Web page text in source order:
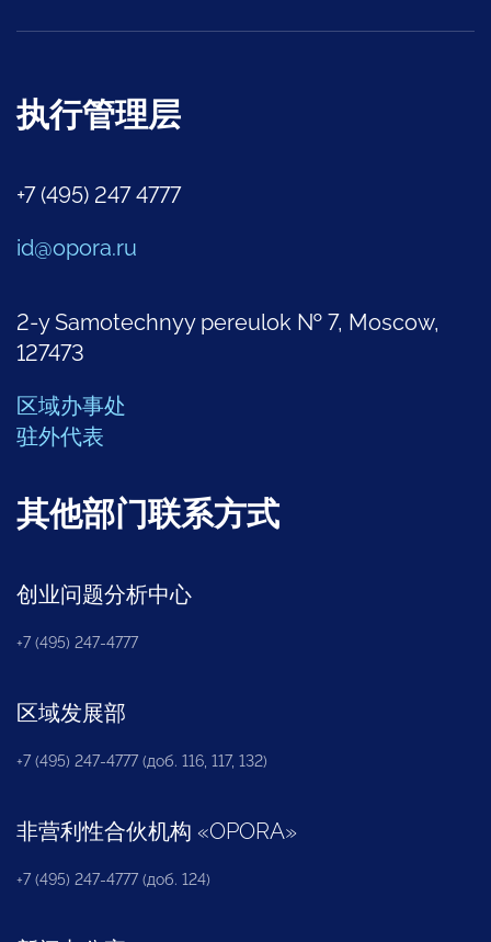
执行管理层
+7 (495) 247 4777
id@opora.ru
2-y Samotechnyy pereulok № 7, Moscow,
127473
区域办事处
驻外代表
其他部门联系方式
创业问题分析中心
+7 (495) 247-4777
区域发展部
+7 (495) 247-4777 (доб. 116, 117, 132)
非营利性合伙机构 «OPORA»
+7 (495) 247-4777 (доб. 124)